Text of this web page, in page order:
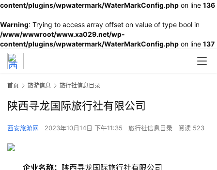
content/plugins/wpwatermark/WaterMarkConfig.php on line 136
Warning: Trying to access array offset on value of type bool in
/www/wwwroot/www.xa029.net/wp-
content/plugins/wpwatermark/WaterMarkConfig.php on line 137
首页 旅游信息 旅行社信息目录
陕西寻龙国际旅行社有限公司
西安旅游网 2023年10月14日 下午11:35 旅行社信息目录 阅读 523
企业名称： 陕西寻龙国际旅行社有限公司